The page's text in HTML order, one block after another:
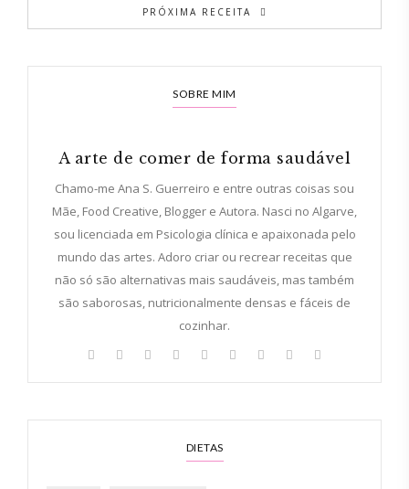
PRÓXIMA RECEITA
SOBRE MIM
A arte de comer de forma saudável
Chamo-me Ana S. Guerreiro e entre outras coisas sou
Mãe, Food Creative, Blogger e Autora. Nasci no Algarve,
sou licenciada em Psicologia clínica e apaixonada pelo
mundo das artes. Adoro criar ou recrear receitas que
não só são alternativas mais saudáveis, mas também
são saborosas, nutricionalmente densas e fáceis de
cozinhar.
DIETAS